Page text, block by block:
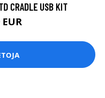
CRADLE USB KIT